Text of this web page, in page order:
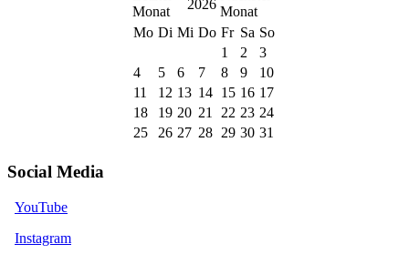
2026
Mo Di Mi Do Fr Sa So
1
2
3
4
5 6 7 8 9
10
11
12 13 14 15 16 17
18
19 20 21 22 23 24
25
26 27 28 29 30 31
Social Media
YouTube
Instagram